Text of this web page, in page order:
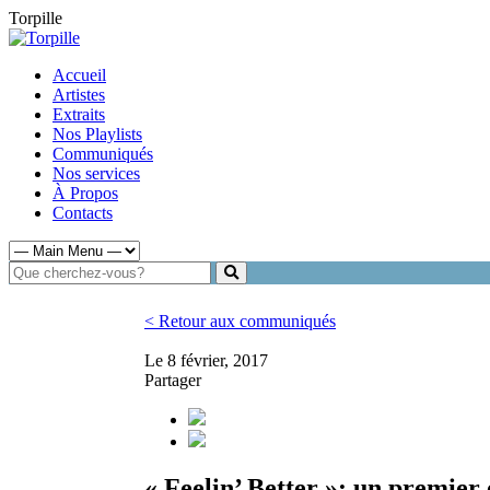
Torpille
Accueil
Artistes
Extraits
Nos Playlists
Communiqués
Nos services
À Propos
Contacts
< Retour aux communiqués
Le 8 février, 2017
Partager